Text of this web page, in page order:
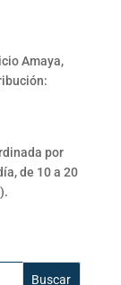
Amaya,
por
de 10 a 20